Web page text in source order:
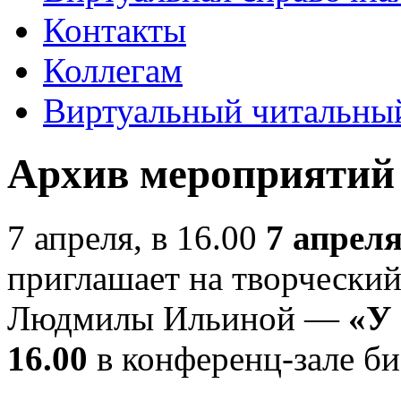
Контакты
Коллегам
Виртуальный
Архив мероприятий
7 апреля, в 16.00 7
приглашает на
Людмилы Ильиной — «У
16.00 в конференц-зале